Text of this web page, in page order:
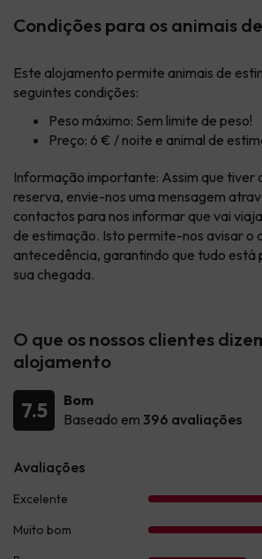
Condições para os animais
Este alojamento permite animais de
seguintes condições:
Peso máximo: Sem limite de peso!
Preço: 6 € / noite e animal de
Informação importante: Assim que tiver
reserva, envie-nos uma mensagem
contactos para nos informar que vai
de estimação. Isto permite-nos avisar o
antecedência, garantindo que tudo está
sua chegada.
O que os nossos clientes
alojamento
7.5
Bom
Baseado em 396 avaliações